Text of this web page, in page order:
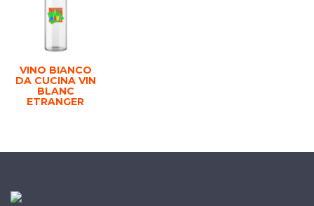
VINO BIANCO
DA CUCINA VIN
BLANC
ETRANGER